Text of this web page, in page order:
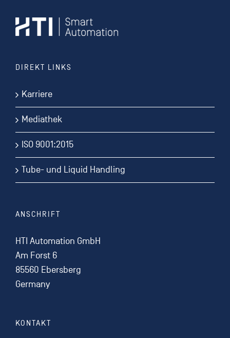
DIREKT LINKS
Karriere
Mediathek
ISO 9001:2015
Tube- und Liquid Handling
ANSCHRIFT
HTI Automation GmbH
Am Forst 6
85560 Ebersberg
Germany
KONTAKT